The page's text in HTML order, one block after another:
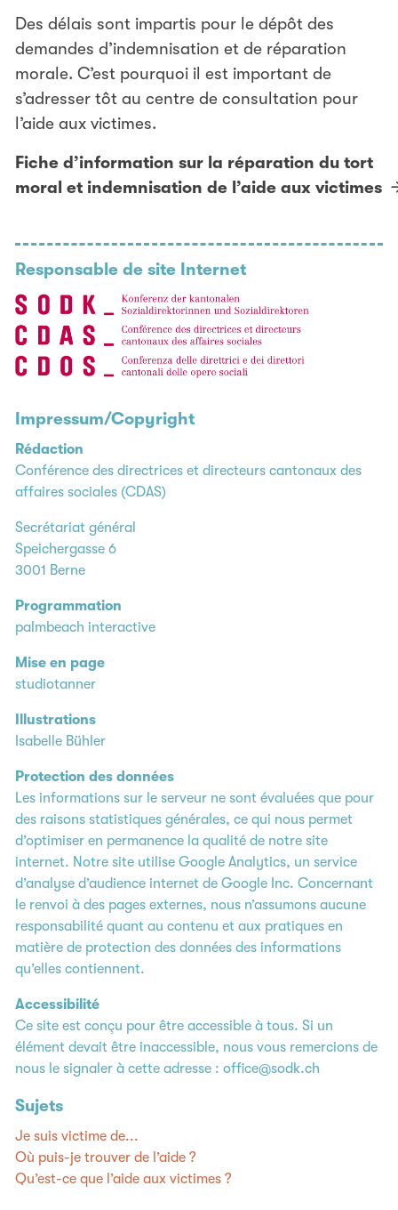
Des délais sont impartis pour le dépôt des
demandes d’indemnisation et de réparation
morale. C’est pourquoi il est important de
s’adresser tôt au centre de consultation pour
l’aide aux victimes.
Fiche d’information sur la réparation du tort
moral et indemnisation de l’aide aux victimes
Responsable de site Internet
Impressum/Copyright
Rédaction
Conférence des directrices et directeurs cantonaux des
affaires sociales (CDAS)
Secrétariat général
Speichergasse 6
3001 Berne
Programmation
palmbeach interactive
Mise en page
studiotanner
Illustrations
Isabelle Bühler
Protection des données
Les informations sur le serveur ne sont évaluées que pour
des raisons statistiques générales, ce qui nous permet
d’optimiser en permanence la qualité de notre site
internet. Notre site utilise Google Analytics, un service
d’analyse d’audience internet de Google Inc. Concernant
le renvoi à des pages externes, nous n’assumons aucune
responsabilité quant au contenu et aux pratiques en
matière de protection des données des informations
qu’elles contiennent.
Accessibilité
Ce site est conçu pour être accessible à tous. Si un
élément devait être inaccessible, nous vous remercions de
nous le signaler à cette adresse :office@sodk.ch
Sujets
Je suis victime de...
Où puis-je trouver de l’aide ?
Qu’est-ce que l’aide aux victimes ?